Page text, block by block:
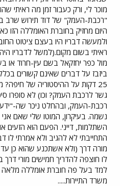
מוכר לי, ורק כעבור זמן מה ראיתי
"רכבת-העמק" של דוד תירוש שרב
היום מחזיק בחוברת האומללה הזו
ולמעשה דבריו היו בעצם ציטוט
ראיתי בשום מקום.(למשל לדבריו
מול כפר יחזקאל בשם עין-חרוד או
ביזבז על דברים שאינם קשורים
25 דקות על ההיסטוריה של
גשר לרכבת העמק? וכו) לא סופרו
רכבת-העמק, ובהחלט ניכר שה-
נשמה. בעיקרון, המוטו שלי שאם
השתלמות, דייני. הפעם הוא הזעים
התחייבתי לא להגיב ולא אמרתי לו
מורה דרך (ולא אשתכנע שהוא כן
לו חוצפה להדריך חמישים מורי
למד בעל פה חוברת אומללה מלאה
משרד התיירות.....